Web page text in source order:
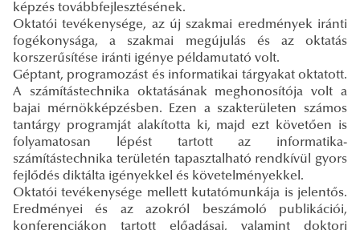
képzés továbbfejlesztésének.
Oktatói tevékenysége, az új szakmai eredmények iránti
fogékonysága, a szakmai megújulás és az oktatás
korszerűsítése iránti igénye példamutató volt.
Géptant, programozást és informatikai tárgyakat oktatott.
A számítástechnika oktatásának meghonosítója volt a
bajai mérnökképzésben. Ezen a szakterületen számos
tantárgy programját alakította ki, majd ezt követően is
folyamatosan lépést tartott az informatika-
számítástechnika területén tapasztalható rendkívül gyors
fejlődés diktálta igényekkel és követelményekkel.
Oktatói tevékenysége mellett kutatómunkája is jelentős.
Eredményei és az azokról beszámoló publikációi,
konferenciákon tartott előadásai, valamint doktori